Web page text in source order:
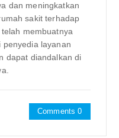
dan meningkatkan
sakit terhadap
membuatnya
penyedia layanan
dapat diandalkan di
Comments 0